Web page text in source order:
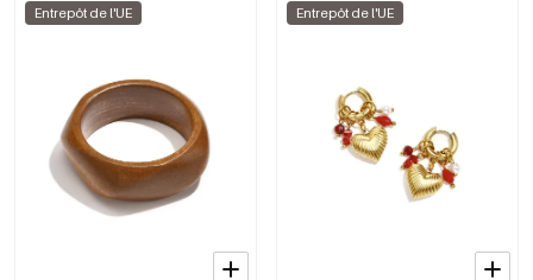
Entrepôt de l'UE Entrepôt de l'UE